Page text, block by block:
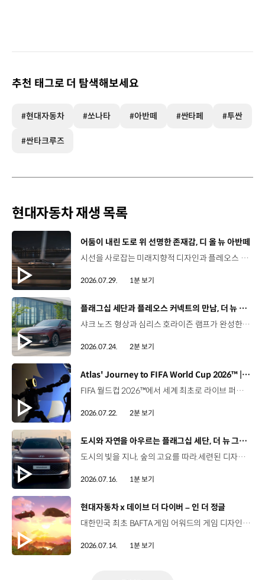
추천 태그로 더 탐색해보세요
#현대자동차 #쏘나타 #아반떼 #싼타페 #투싼
#싼타크루즈
현대자동차 재생 목록
[동영상]
어둠이 내린 도로 위 선명한 존재감, 디 올 뉴 아반떼
시선을 사로잡는 미래지향적 디자인과 플레오스 커넥트로 완성한 디지털 경험까지.세단의 새로운 기준을 제시하는 디 올 뉴 아반떼를 만나보세요. *본 영상은 AI를 활용해 제작했습니다. #현대자동차 #디올뉴아반떼 #아반떼 #플레오스커넥트 #글레오AI 유튜브 쇼츠 보기
2026.07.29. 1분 보기
[동영상]
플래그십 세단과 플레오스 커넥트의 만남, 더 뉴 그랜저
샤크 노즈 형상과 심리스 호라이즌 램프가 완성한 세련된 외관플레오스 커넥트와 Gleo AI가 만드는 스마트한 운전 경험까지. 새롭게 진화한 더 뉴 그랜저를 영상으로 만나보세요. #현대자동차 #더뉴그랜저 #플레오스커넥트 #그랜저 #플래그십세단 #TheNewGrandeur #PleosConnect
2026.07.24. 2분 보기
[동영상]
Atlas' Journey to FIFA World Cup 2026™ | 보스턴 다이나믹스
FIFA 월드컵 2026™에서 세계 최초로 라이브 퍼포먼스를 선보인 아틀라스.그 현장을 완성한 시니어 프로그램 매니저 세스 데이비스(Seth Davis)가 전하는 퍼포먼스의 비하인드 스토리를 만나보세요. 인터뷰 전문 보기 ▶ 자세히 보기 ▶ #현대자동차 #보스턴다이나믹스 #아틀라스 #로보틱스 #BostonDynamics #Atlas #Robotics #NextStartsNow
2026.07.22. 2분 보기
[동영상]
도시와 자연을 아우르는 플래그십 세단, 더 뉴 그랜저
도시의 빛을 지나, 숲의 고요를 따라.세련된 디자인과 정제된 주행 감각으로모든 순간을 편안하게 완성하는 더 뉴 그랜저를 만나보세요. *본 영상은 AI를 활용해 제작했습니다. #현대자동차 #더뉴그랜저 #플래그십세단 #그랜저 #플레오스커넥트
2026.07.16. 1분 보기
[동영상]
현대자동차 x 데이브 더 다이버 – 인 더 정글
대한민국 최초 BAFTA 게임 어워드의 게임 디자인 부문 수상에 빛나는‘데이브 더 다이버’의 최신 DLC에 포니 픽업이 등장합니다.데이브 더 다이버 - 인 더 정글 속 포니 픽업의 활약을 체험해 보세요. Steam, Nintendo Switch 2 Nintendo Switch, PS5 PS4, Xbox Series X|S, Epic Games Store에서 만나 볼 수 있습니다. #현대자동차 #데이브더다이버 #인더정글 #민트로켓 #게임콜라보 #포니픽업 #포니 유튜브 쇼츠 보기 >
2026.07.14. 1분 보기